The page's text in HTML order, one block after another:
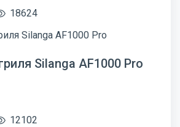
18624
Silanga AF1000 Pro
12102